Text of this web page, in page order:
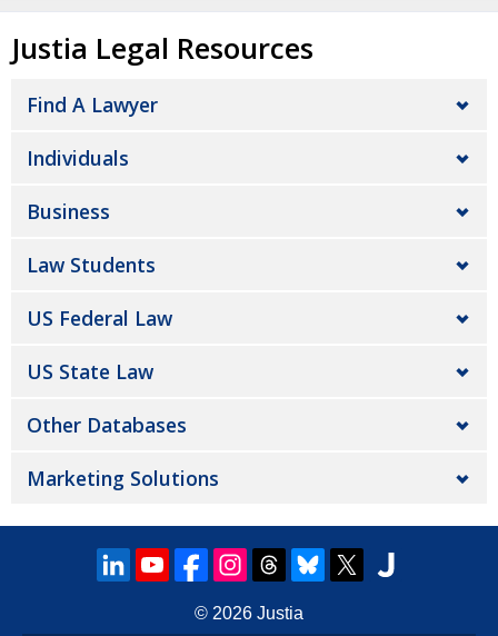
Justia Legal Resources
Find A Lawyer
Individuals
Business
Law Students
US Federal Law
US State Law
Other Databases
Marketing Solutions
© 2026 Justia